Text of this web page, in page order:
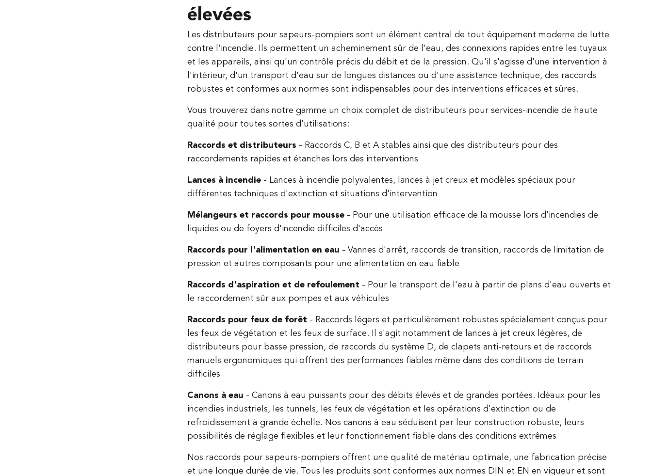
élevées
Les distributeurs pour sapeurs-pompiers sont un élément central de tout équipement moderne de lutte
contre l'incendie. Ils permettent un acheminement sûr de l'eau, des connexions rapides entre les tuyaux
et les appareils, ainsi qu'un contrôle précis du débit et de la pression. Qu'il s'agisse d'une intervention à
l'intérieur, d'un transport d'eau sur de longues distances ou d'une assistance technique, des raccords
robustes et conformes aux normes sont indispensables pour des interventions efficaces et sûres.
Vous trouverez dans notre gamme un choix complet de distributeurs pour services-incendie de haute
qualité pour toutes sortes d’utilisations:
Raccords et distributeurs - Raccords C, B et A stables ainsi que des distributeurs pour des
raccordements rapides et étanches lors des interventions
Lances à incendie - Lances à incendie polyvalentes, lances à jet creux et modèles spéciaux pour
différentes techniques d'extinction et situations d'intervention
Mélangeurs et raccords pour mousse - Pour une utilisation efficace de la mousse lors d'incendies de
liquides ou de foyers d'incendie difficiles d'accès
Raccords pour l'alimentation en eau - Vannes d'arrêt, raccords de transition, raccords de limitation de
pression et autres composants pour une alimentation en eau fiable
Raccords d'aspiration et de refoulement - Pour le transport de l'eau à partir de plans d'eau ouverts et
le raccordement sûr aux pompes et aux véhicules
Raccords pour feux de forêt - Raccords légers et particulièrement robustes spécialement conçus pour
les feux de végétation et les feux de surface. Il s'agit notamment de lances à jet creux légères, de
distributeurs pour basse pression, de raccords du système D, de clapets anti-retours et de raccords
manuels ergonomiques qui offrent des performances fiables même dans des conditions de terrain
difficiles
Canons à eau - Canons à eau puissants pour des débits élevés et de grandes portées. Idéaux pour les
incendies industriels, les tunnels, les feux de végétation et les opérations d'extinction ou de
refroidissement à grande échelle. Nos canons à eau séduisent par leur construction robuste, leurs
possibilités de réglage flexibles et leur fonctionnement fiable dans des conditions extrêmes
Nos raccords pour sapeurs-pompiers offrent une qualité de matériau optimale, une fabrication précise
et une longue durée de vie. Tous les produits sont conformes aux normes DIN et EN en vigueur et sont